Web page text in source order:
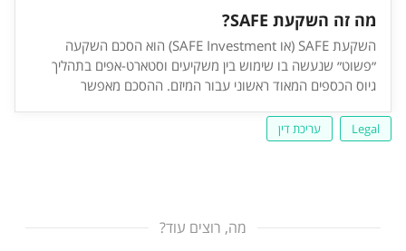
החברה, נכסיה ופעילותה (הכנסות, טכנולוגיה) על מנת להבין את
כדאיות העסקה.
מה זה השקעת SAFE?
השקעת SAFE (או SAFE Investment) הוא הסכם השקעה
״פשוט״ שנעשה בו שימוש בין משקיעים וסטארט-אפים בתהליך
גיוס הכספים המאוד ראשוני עבור המיזם. ההסכם מאפשר
בפועל עדיין נמצא בסימן שאלה, כך שהאחוזים אותם המשקיע יקבל
בפועל עבור ההשקעה שלו כיום, יקבעו רק בעתיד (לדוגמה,
Legal עריכת דין
מה, רוצים עוד?